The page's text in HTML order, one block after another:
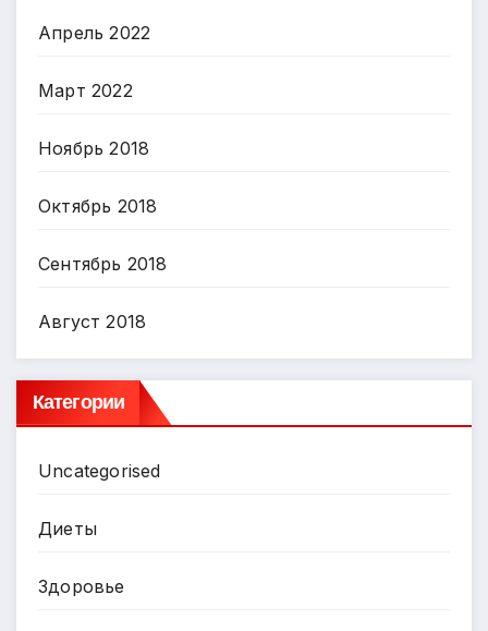
Апрель 2022
Март 2022
Ноябрь 2018
Октябрь 2018
Сентябрь 2018
Август 2018
Категории
Uncategorised
Диеты
Здоровье